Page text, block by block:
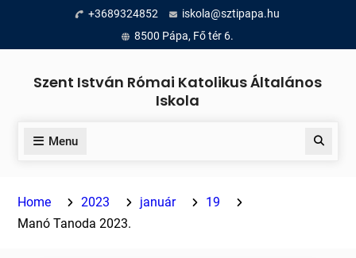
content
+3689324852
iskola@sztipapa.hu
8500 Pápa, Fő tér 6.
Szent István Római Katolikus Általános
Iskola
Menu Search
Home 2023 január
19
Manó Tanoda 2023.